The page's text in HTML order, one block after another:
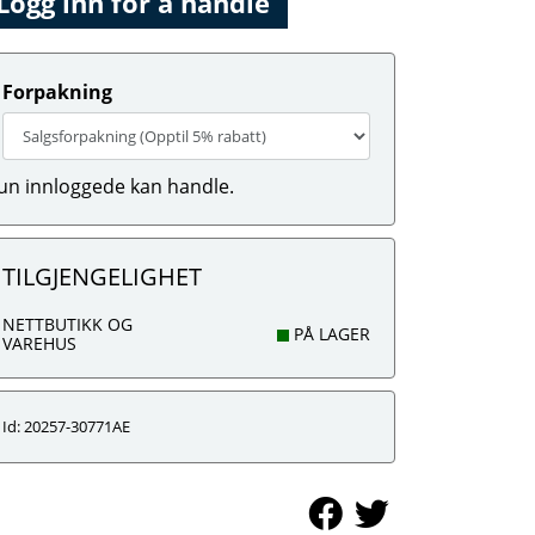
Forpakning
innloggede kan handle.
TILGJENGELIGHET
NETTBUTIKK OG
VAREHUS
PÅ LAGER
Id: 20257-30771AE